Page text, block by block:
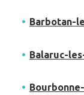
Barbotan-
Balaruc-